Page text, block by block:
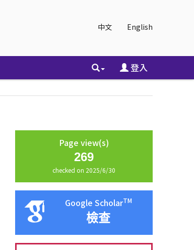
中文 English
登入
Page view(s)
269
checked on 2025/6/30
Google ScholarTM
檢查